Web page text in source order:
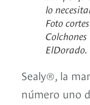
lo
Foto
Colchones
ElDorado.
Sealy®, la
número uno